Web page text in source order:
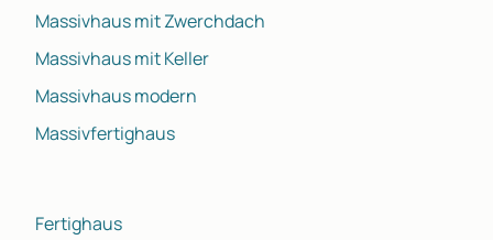
Massivhaus mit Zwerchdach
Massivhaus mit Keller
Massivhaus modern
Massivfertighaus
Fertighaus